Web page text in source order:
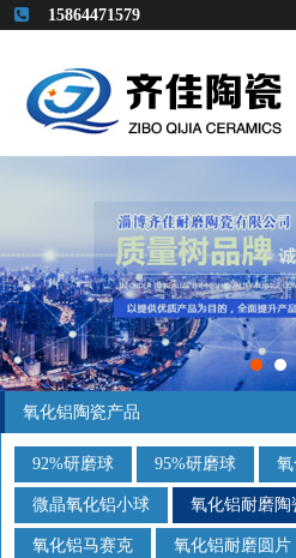
15864471579
氧化铝陶瓷产品
92%研磨球 95%研磨球
微晶氧化铝小球 氧化铝耐磨陶
氧化铝马赛克 氧化铝耐磨圆片